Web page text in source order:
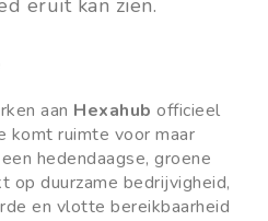
eruit kan zien.
aan Hexahub officieel
komt ruimte voor maar
hedendaagse, groene
op duurzame bedrijvigheid,
en vlotte bereikbaarheid